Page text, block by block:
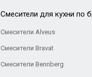
Cмесители для кухни по
Смесители Alveus
Смесители Bravat
Смесители Bennberg